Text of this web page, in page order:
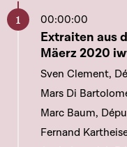
00:00:00
Aller à ce
Extraiten aus
Mäerz 2020
Sven Clement,
Mars Di
Marc Baum,
Fernand